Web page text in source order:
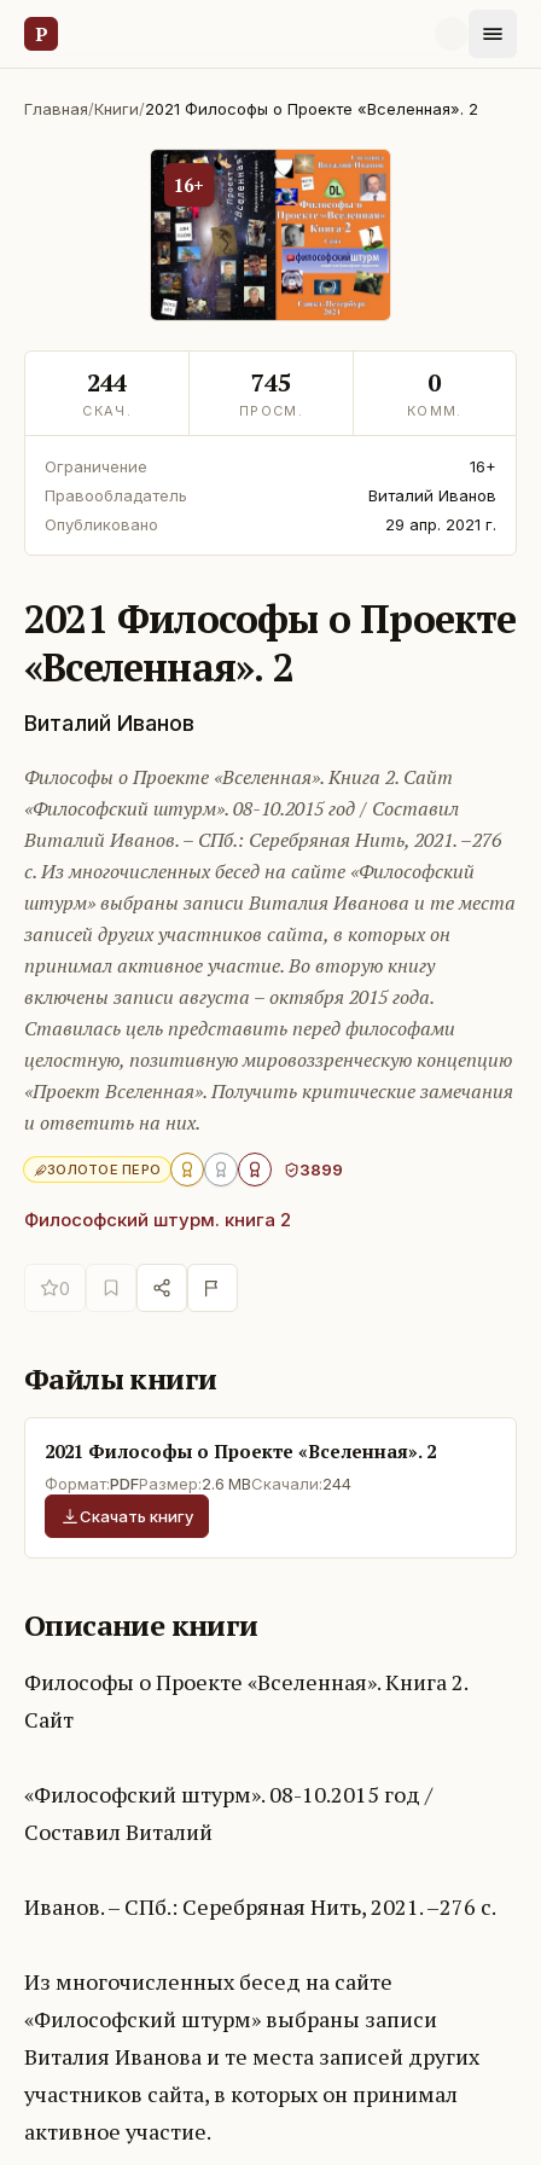
Р
Главная/Книги/2021 Философы о Проекте «Вселенная». 2
16+
244
СКАЧ.
745
ПРОСМ.
0
КОММ.
Ограничение
16+
Правообладатель
Виталий Иванов
Опубликовано
29 апр. 2021 г.
2021 Философы о Проекте
«Вселенная». 2
Виталий Иванов
Философы о Проекте «Вселенная». Книга 2. Сайт
«Философский штурм». 08-10.2015 год / Составил
Виталий Иванов. – СПб.: Серебряная Нить, 2021. –276
с. Из многочисленных бесед на сайте «Философский
штурм» выбраны записи Виталия Иванова и те места
записей других участников сайта, в которых он
принимал активное участие. Во вторую книгу
включены записи августа – октября 2015 года.
Ставилась цель представить перед философами
целостную, позитивную мировоззренческую концепцию
«Проект Вселенная». Получить критические замечания
и ответить на них.
ЗОЛОТОЕ ПЕРО 3899
Философский штурм. книга 2
0
Файлы книги
2021 Философы о Проекте «Вселенная». 2
Формат:PDFРазмер:2.6 MBСкачали:244
Скачать книгу
Описание книги
Философы о Проекте «Вселенная». Книга 2.
Сайт
«Философский штурм». 08-10.2015 год /
Составил Виталий
Иванов. – СПб.: Серебряная Нить, 2021. –276 с.
Из многочисленных бесед на сайте
«Философский штурм» выбраны записи
Виталия Иванова и те места записей других
участников сайта, в которых он принимал
активное участие.